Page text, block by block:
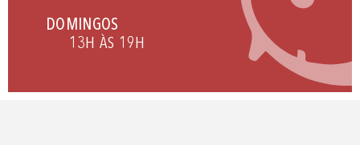
DOMINGOS
13H ÀS 19H